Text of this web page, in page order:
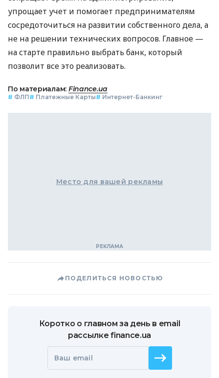
упрощает учет и помогает предпринимателям
сосредоточиться на развитии собственного дела, а
не на решении технических вопросов. Главное —
на старте правильно выбрать банк, который
позволит все это реализовать.
По материалам: Finance.ua
# ФЛП# Платежные Карты# Интернет-Банкинг
Место для вашей рекламы
ПОДЕЛИТЬСЯ НОВОСТЬЮ
Коротко о главном за день в email
рассылке finance.ua
Ваш email